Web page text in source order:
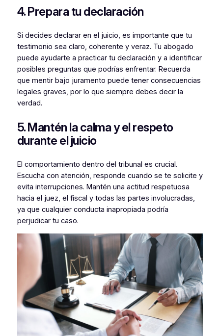
4. Prepara tu declaración
Si decides declarar en el juicio, es importante que tu
testimonio sea claro, coherente y veraz. Tu abogado
puede ayudarte a practicar tu declaración y a identificar
posibles preguntas que podrías enfrentar. Recuerda
que mentir bajo juramento puede tener consecuencias
legales graves, por lo que siempre debes decir la
verdad.
5. Mantén la calma y el respeto
durante el juicio
El comportamiento dentro del tribunal es crucial.
Escucha con atención, responde cuando se te solicite y
evita interrupciones. Mantén una actitud respetuosa
hacia el juez, el fiscal y todas las partes involucradas,
ya que cualquier conducta inapropiada podría
perjudicar tu caso.